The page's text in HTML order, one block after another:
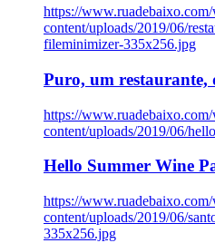
https://
content/uploads/2019/06/
fileminimizer-335x256.jpg
Puro, um restaurante,
https://
content/uploads/2019/06/
Hello Summer Wine
https://
content/uploads/2019/06/
335x256.jpg